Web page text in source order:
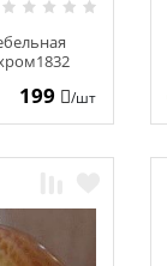
199 /шт